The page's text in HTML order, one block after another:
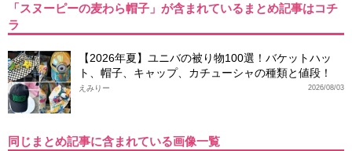
「スヌーピーの麦わら帽子」が含まれているまとめ記事はコチ
ラ
【2026年夏】ユニバの被り物100選！バケットハッ
ト、帽子、キャップ、カチューシャの種類と値段！
2026/08/03
えみりー
同じまとめ記事に含まれている画像一覧